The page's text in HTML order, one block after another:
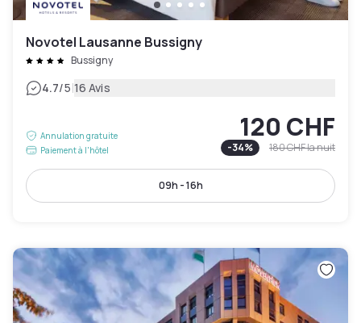
Novotel Lausanne Bussigny
Bussigny
4.7/5|16 Avis
Annulation gratuite
Paiement à l'hôtel
120 CHF
-34% 180 CHFla nuit
09h - 16h